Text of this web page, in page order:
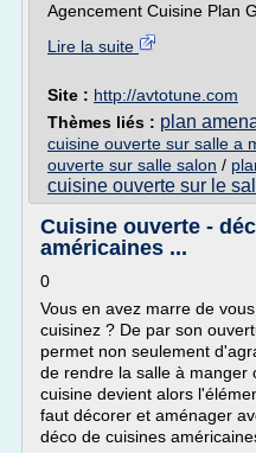
Agencement Cuisine Plan
Lire la suite
Site : http://avtotune.com
Thèmes liés : plan
cuisine ouverte sur salle a
ouverte sur salle salon /
cuisine ouverte sur le
Cuisine ouverte -
américaines ...
0
Vous en avez marre de
cuisinez ? De par son
permet non seulement
de rendre la salle à manger
cuisine devient alors
faut décorer et aménager
déco de cuisines